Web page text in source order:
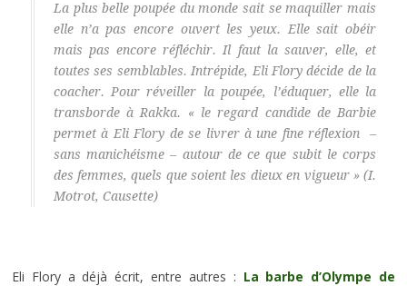
La plus belle poupée du monde sait se maquiller mais
elle n’a pas encore ouvert les yeux. Elle sait obéir
mais pas encore réfléchir. Il faut la sauver, elle, et
toutes ses semblables. Intrépide, Eli Flory décide de la
coacher. Pour réveiller la poupée, l’éduquer, elle la
transborde à Rakka. « le regard candide de Barbie
permet à Eli Flory de se livrer à une fine réflexion –
sans manichéisme – autour de ce que subit le corps
des femmes, quels que soient les dieux en vigueur » (I.
Motrot, Causette)
Eli Flory a déjà écrit, entre autres : La barbe d’Olympe de